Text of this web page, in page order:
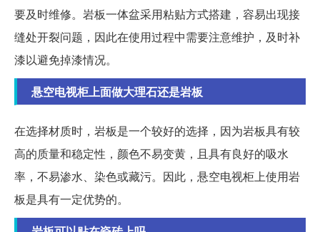
要及时维修。岩板一体盆采用粘贴方式搭建，容易出现接
缝处开裂问题，因此在使用过程中需要注意维护，及时补
漆以避免掉漆情况。
悬空电视柜上面做大理石还是岩板
在选择材质时，岩板是一个较好的选择，因为岩板具有较
高的质量和稳定性，颜色不易变黄，且具有良好的吸水
率，不易渗水、染色或藏污。因此，悬空电视柜上使用岩
板是具有一定优势的。